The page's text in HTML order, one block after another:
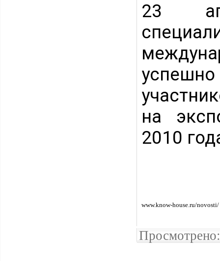
23
на
2010
www.know-house.ru/novosti/